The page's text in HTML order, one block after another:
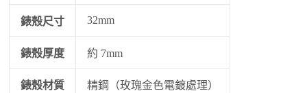
錶殼尺寸 32mm
錶殼厚度 約 7mm
錶殼材質 精鋼（玫瑰金色電鍍處理）